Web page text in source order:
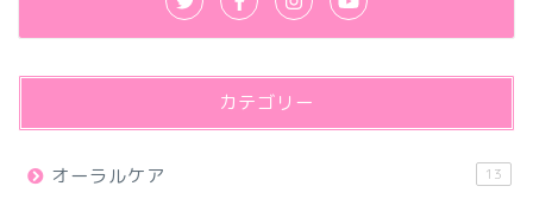
カテゴリー
オーラルケア 13